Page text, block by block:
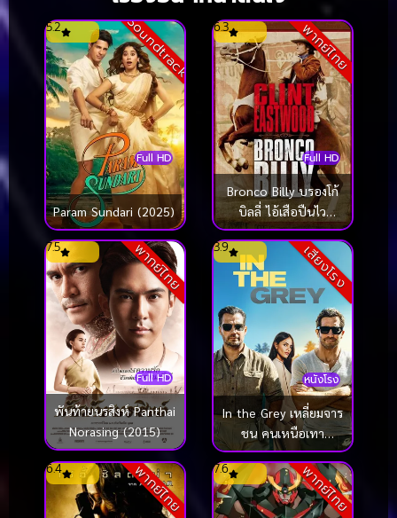
Soundtrack
Full HD
5.2
Param Sundari (2025)
พากย์ไทย
Full HD
6.3
Bronco Billy บรองโก้
บิลลี่ ไอ้เสือปืนไว
(1980)
พากย์ไทย
Full HD
7.5
พันท้ายนรสิงห์ Panthai
Norasing (2015)
เสียงโรง
หนังโรง
3.9
In the Grey เหลี่ยมจาร
ชน คนเหนือเทา
(2026)
พากย์ไทย
6.4 พากย์ไทย
7.6